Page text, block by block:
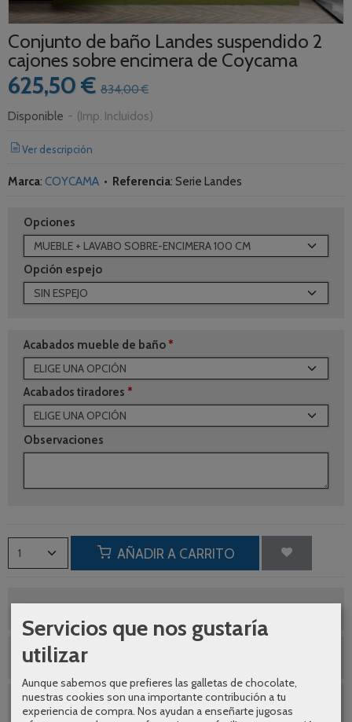
Conjunto de baño Landes suspendido 2
cajones sobre encimera de Coycama
625,50 € 834,00 €
Disponible - (Imp. Incluidos)
Ver descripción
Marca: COYCAMA • Referencia: Serie Landes
Opciones
Opción espejo
Acabados mueble de baño *
Acabados tiradores *
Observaciones
AÑADIR A CARRITO
¿Te ayudamos a elegir ?
Envíos gratuitos
SEGUNDAS REBAJAS AGOSTO
Servicios que nos gustaría
utilizar
Aunque sabemos que prefieres las galletas de chocolate,
nuestras cookies son una importante contribución a tu
experiencia de compra. Nos ayudan a enseñarte jugosas